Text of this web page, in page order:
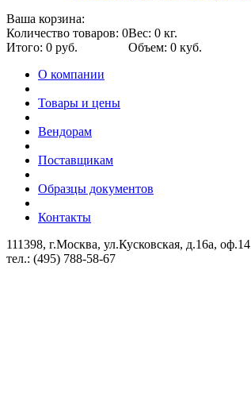
Ваша корзина:
Количество товаров: 0Вес: 0 кг.
Итого: 0 руб.
Объем: 0 куб.
О компании
Товары и цены
Вендорам
Поставщикам
Образцы документов
Контакты
111398, г.Москва, ул.Кусковская, д.16а, оф.14
тел.: (495) 788-58-67